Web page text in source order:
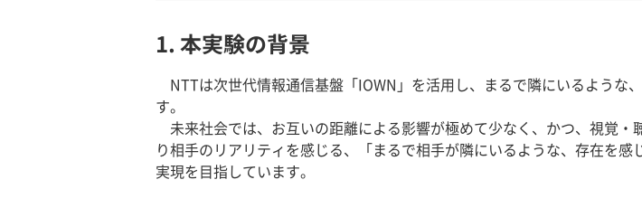
1. 本実験の背景
NTTは次世代情報通信基盤「IOWN」を活用し、まるで隣にいるような
す。
未来社会では、お互いの距離による影響が極めて少なく、かつ、視覚
り相手のリアリティを感じる、「まるで相手が隣にいるような、存在を
実現を目指しています。